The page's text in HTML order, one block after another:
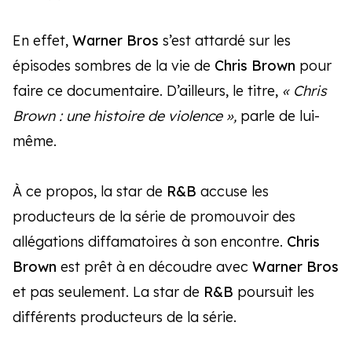
En effet, Warner Bros s’est attardé sur les
épisodes sombres de la vie de Chris Brown pour
faire ce documentaire. D’ailleurs, le titre, « Chris
Brown : une histoire de violence », parle de lui-
même.
À ce propos, la star de R&B accuse les
producteurs de la série de promouvoir des
allégations diffamatoires à son encontre. Chris
Brown est prêt à en découdre avec Warner Bros
et pas seulement. La star de R&B poursuit les
différents producteurs de la série.